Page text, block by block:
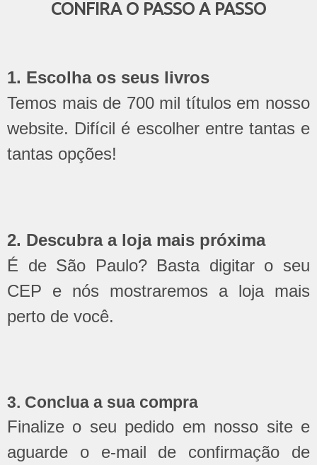
CONFIRA O PASSO A PASSO
1. Escolha os seus livros
Temos mais de 700 mil títulos em nosso
website. Difícil é escolher entre tantas e
tantas opções!
2. Descubra a loja mais próxima
É de São Paulo? Basta digitar o seu
CEP e nós mostraremos a loja mais
perto de você.
3. Conclua a sua compra
Finalize o seu pedido em nosso site e
aguarde o e-mail de confirmação de